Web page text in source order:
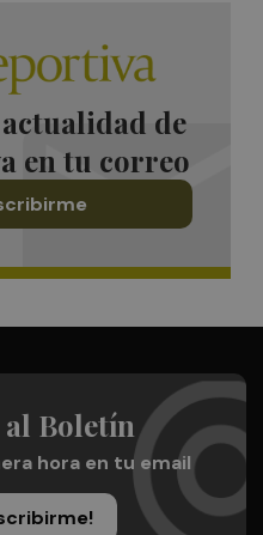
de
en tu correo
Boletín
hora en tu email